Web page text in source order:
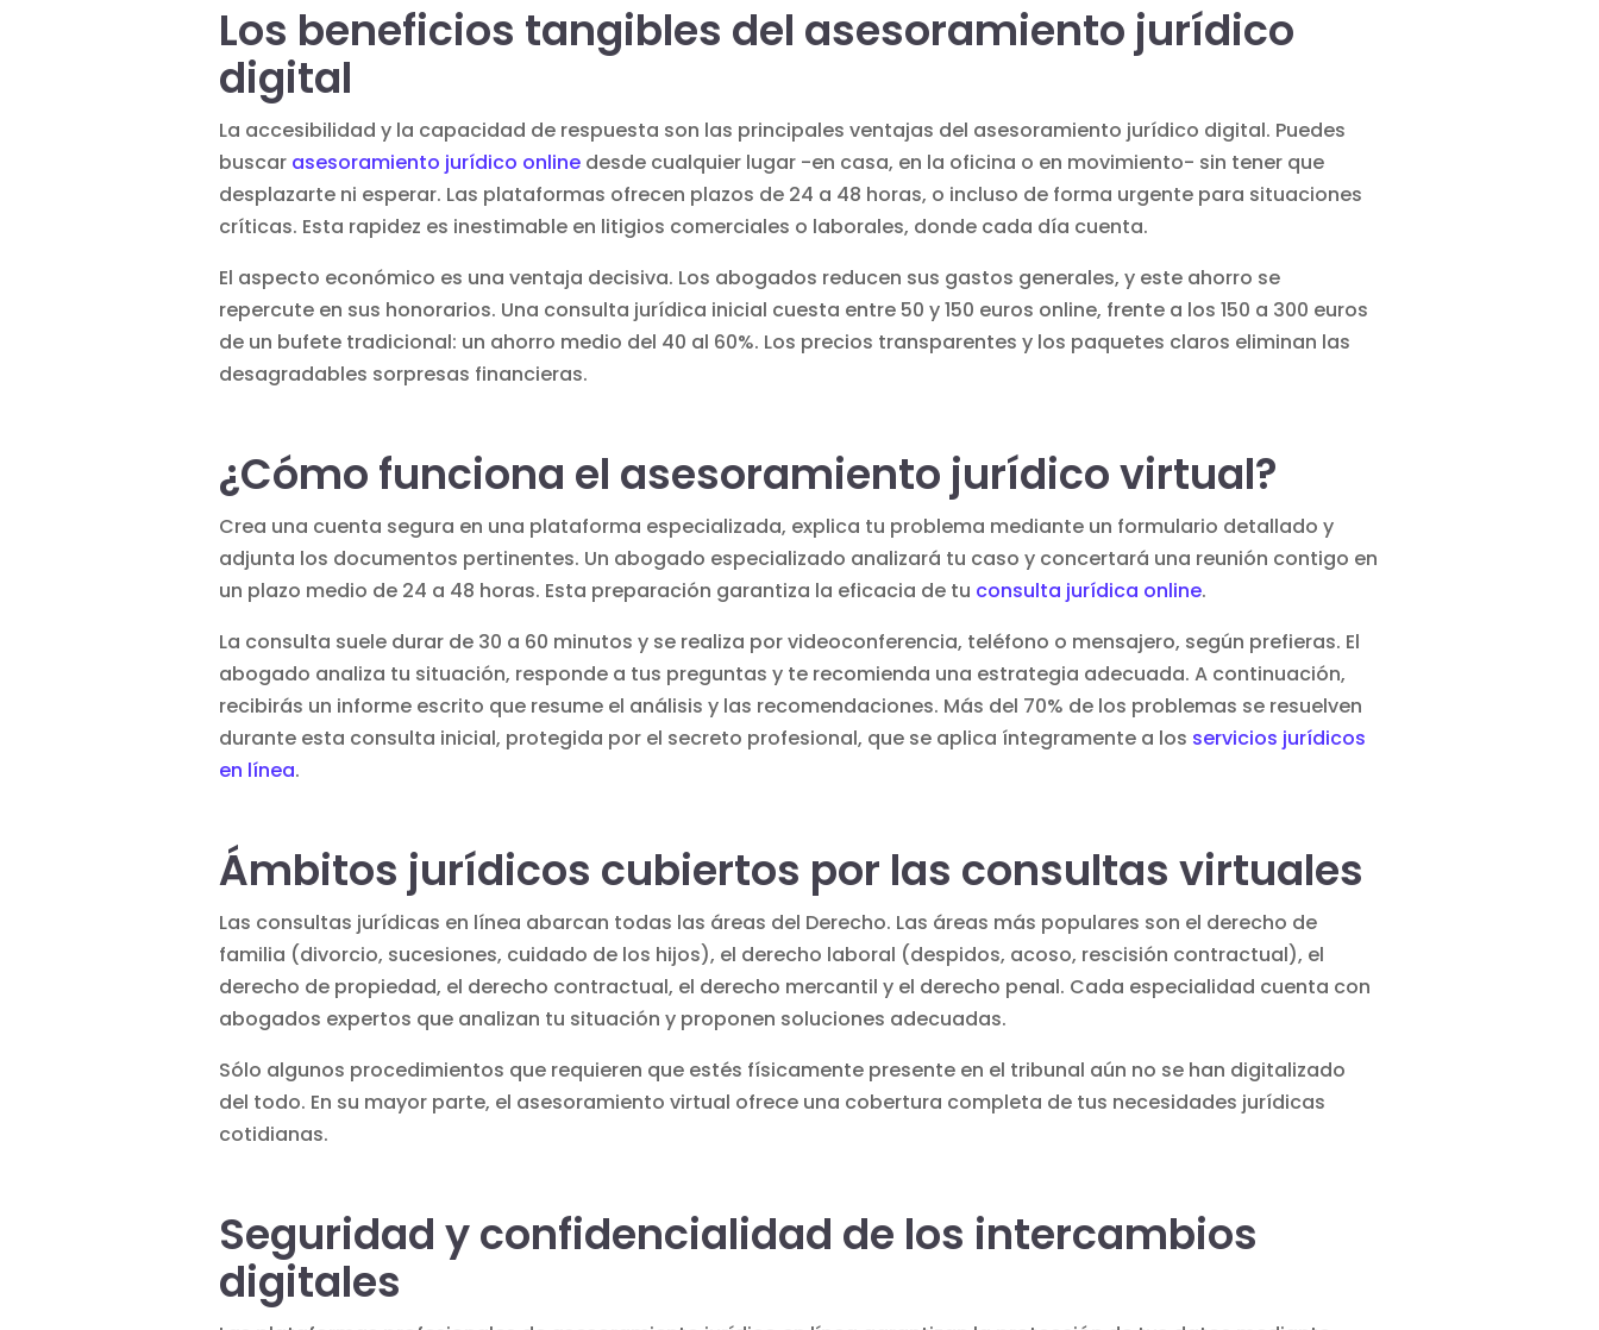
Los beneficios tangibles del asesoramiento jurídico
digital
La accesibilidad y la capacidad de respuesta son las principales ventajas del asesoramiento jurídico digital. Puedes
buscar asesoramiento jurídico online desde cualquier lugar -en casa, en la oficina o en movimiento- sin tener que
desplazarte ni esperar. Las plataformas ofrecen plazos de 24 a 48 horas, o incluso de forma urgente para situaciones
críticas. Esta rapidez es inestimable en litigios comerciales o laborales, donde cada día cuenta.
El aspecto económico es una ventaja decisiva. Los abogados reducen sus gastos generales, y este ahorro se
repercute en sus honorarios. Una consulta jurídica inicial cuesta entre 50 y 150 euros online, frente a los 150 a 300 euros
de un bufete tradicional: un ahorro medio del 40 al 60%. Los precios transparentes y los paquetes claros eliminan las
desagradables sorpresas financieras.
¿Cómo funciona el asesoramiento jurídico virtual?
Crea una cuenta segura en una plataforma especializada, explica tu problema mediante un formulario detallado y
adjunta los documentos pertinentes. Un abogado especializado analizará tu caso y concertará una reunión contigo en
un plazo medio de 24 a 48 horas. Esta preparación garantiza la eficacia de tu consulta jurídica online.
La consulta suele durar de 30 a 60 minutos y se realiza por videoconferencia, teléfono o mensajero, según prefieras. El
abogado analiza tu situación, responde a tus preguntas y te recomienda una estrategia adecuada. A continuación,
recibirás un informe escrito que resume el análisis y las recomendaciones. Más del 70% de los problemas se resuelven
durante esta consulta inicial, protegida por el secreto profesional, que se aplica íntegramente a los servicios jurídicos
en línea.
Ámbitos jurídicos cubiertos por las consultas virtuales
Las consultas jurídicas en línea abarcan todas las áreas del Derecho. Las áreas más populares son el derecho de
familia (divorcio, sucesiones, cuidado de los hijos), el derecho laboral (despidos, acoso, rescisión contractual), el
derecho de propiedad, el derecho contractual, el derecho mercantil y el derecho penal. Cada especialidad cuenta con
abogados expertos que analizan tu situación y proponen soluciones adecuadas.
Sólo algunos procedimientos que requieren que estés físicamente presente en el tribunal aún no se han digitalizado
del todo. En su mayor parte, el asesoramiento virtual ofrece una cobertura completa de tus necesidades jurídicas
cotidianas.
Seguridad y confidencialidad de los intercambios
digitales